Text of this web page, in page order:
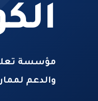
مؤسسة
والدعم